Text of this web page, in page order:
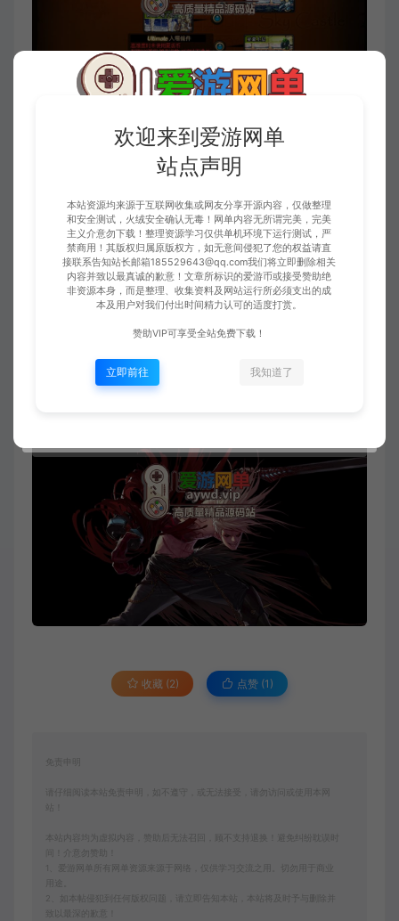
收藏 (2) 点赞 (1 )
免责申明
请仔细阅读本站免责申明，如不遵守，或无法接受，请勿访问或使用本网
本站内容均为虚拟内容，赞助后无法召回，顾不支持退换！避免纠纷耽误时
间！介意勿赞助！
1、爱游网单所有网单资源来源于网络，仅供学习交流之用。切勿用于商业
2、如本帖侵犯到任何版权问题，请立即告知本站，本站将及时予与删除并
致以最深的歉意！
欢迎来到爱游网单
站点声明
本站资源均来源于互联网收集或网友分享开源内容，仅做整理
和安全测试，火绒安全确认无毒！网单内容无所谓完美，完美
主义介意勿下载！整理资源学习仅供单机环境下运行测试，严
禁商用！其版权归属原版权方，如无意间侵犯了您的权益请直
接联系告知站长邮箱185529643@qq.com我们将立即删除相关
内容并致以最真诚的歉意！文章所标识的爱游币或接受赞助绝
非资源本身，而是整理、收集资料及网站运行所必须支出的成
本及用户对我们付出时间精力认可的适度打赏。
赞助VIP可享受全站免费下载！
立即前往 我知道了